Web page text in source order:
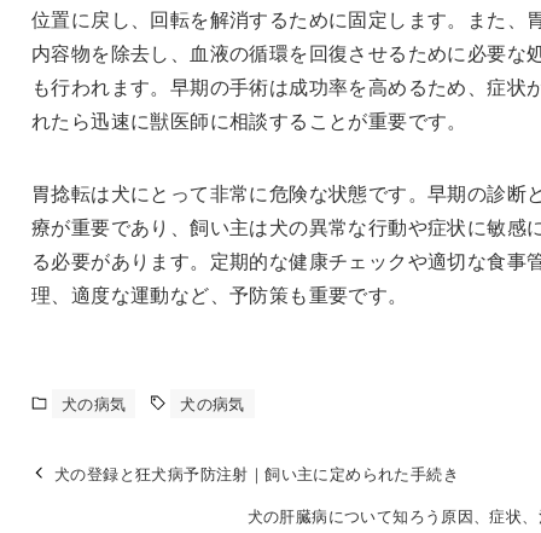
位置に戻し、回転を解消するために固定します。また、
内容物を除去し、血液の循環を回復させるために必要な
も行われます。早期の手術は成功率を高めるため、症状
れたら迅速に獣医師に相談することが重要です。
胃捻転は犬にとって非常に危険な状態です。早期の診断
療が重要であり、飼い主は犬の異常な行動や症状に敏感
る必要があります。定期的な健康チェックや適切な食事
理、適度な運動など、予防策も重要です。
犬の病気 犬の病気
犬の登録と狂犬病予防注射｜飼い主に定められた手続き
犬の肝臓病について知ろう原因、症状